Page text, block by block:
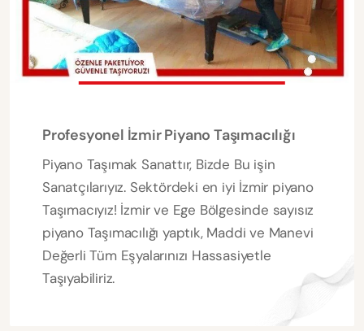
Profesyonel İzmir Piyano Taşımacılığı
Piyano Taşımak Sanattır, Bizde Bu işin
Sanatçılarıyız. Sektördeki en iyi İzmir piyano
Taşımacıyız! İzmir ve Ege Bölgesinde sayısız
piyano Taşımacılığı yaptık, Maddi ve Manevi
Değerli Tüm Eşyalarınızı Hassasiyetle
Taşıyabiliriz.